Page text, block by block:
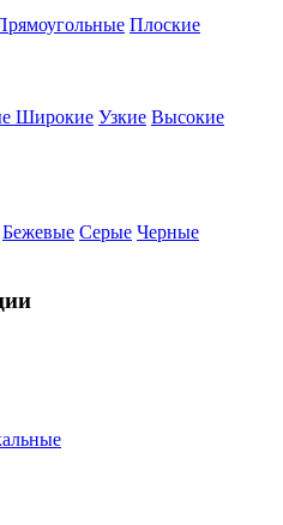
Плоские
Широкие Узкие Высокие
Бежевые Серые Черные